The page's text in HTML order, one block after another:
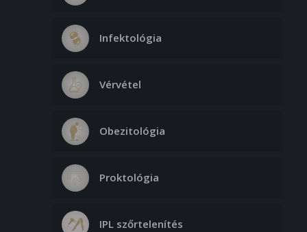
Infektológia
Vérvétel
Obezitológia
Proktológia
IPL szőrtelenítés